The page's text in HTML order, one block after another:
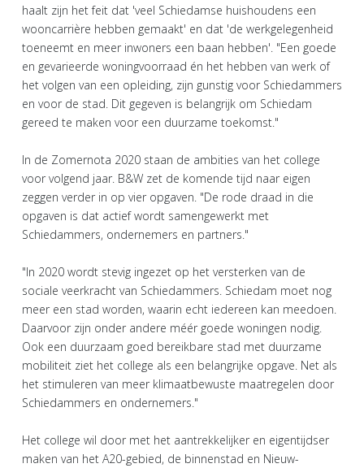
haalt zijn het feit dat 'veel Schiedamse huishoudens een
wooncarrière hebben gemaakt' en dat 'de werkgelegenheid
toeneemt en meer inwoners een baan hebben'. "Een goede
en gevarieerde woningvoorraad én het hebben van werk of
het volgen van een opleiding, zijn gunstig voor Schiedammers
en voor de stad. Dit gegeven is belangrijk om Schiedam
gereed te maken voor een duurzame toekomst."
In de Zomernota 2020 staan de ambities van het college
voor volgend jaar. B&W zet de komende tijd naar eigen
zeggen verder in op vier opgaven. "De rode draad in die
opgaven is dat actief wordt samengewerkt met
Schiedammers, ondernemers en partners."
"In 2020 wordt stevig ingezet op het versterken van de
sociale veerkracht van Schiedammers. Schiedam moet nog
meer een stad worden, waarin echt iedereen kan meedoen.
Daarvoor zijn onder andere méér goede woningen nodig.
Ook een duurzaam goed bereikbare stad met duurzame
mobiliteit ziet het college als een belangrijke opgave. Net als
het stimuleren van meer klimaatbewuste maatregelen door
Schiedammers en ondernemers."
Het college wil door met het aantrekkelijker en eigentijdser
maken van het A20-gebied, de binnenstad en Nieuw-